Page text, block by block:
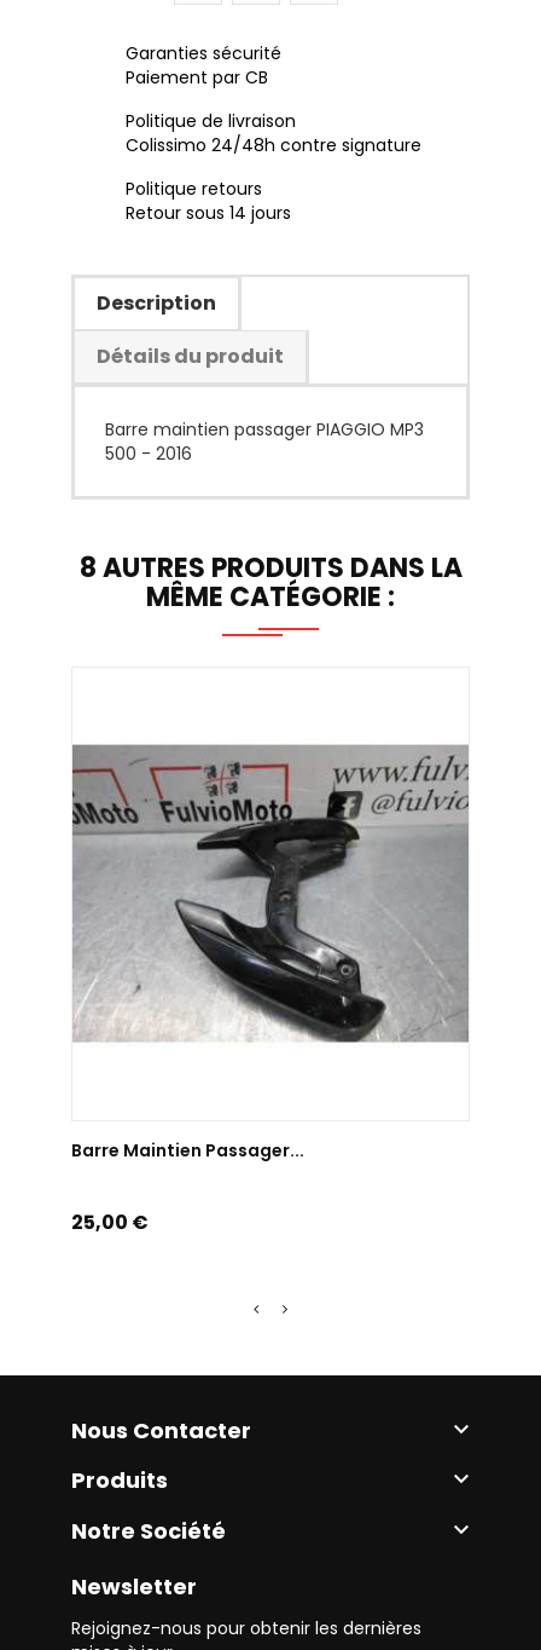
Garanties sécurité
Paiement par CB
Politique de livraison
Colissimo 24/48h contre signature
Politique retours
Retour sous 14 jours
Description
Détails du produit
Barre maintien passager PIAGGIO MP3
500 - 2016
8 AUTRES PRODUITS DANS LA
MÊME CATÉGORIE :
Barre Maintien Passager...
Prix
25,00 €
Nous Contacter 
Produits 
Notre Société 
Newsletter
Rejoignez-nous pour obtenir les dernières